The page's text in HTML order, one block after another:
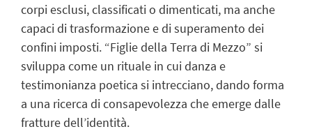
corpi esclusi, classificati o dimenticati, ma anche
capaci di trasformazione e di superamento dei
confini imposti. “Figlie della Terra di Mezzo” si
sviluppa come un rituale in cui danza e
testimonianza poetica si intrecciano, dando forma
a una ricerca di consapevolezza che emerge dalle
fratture dell’identità.